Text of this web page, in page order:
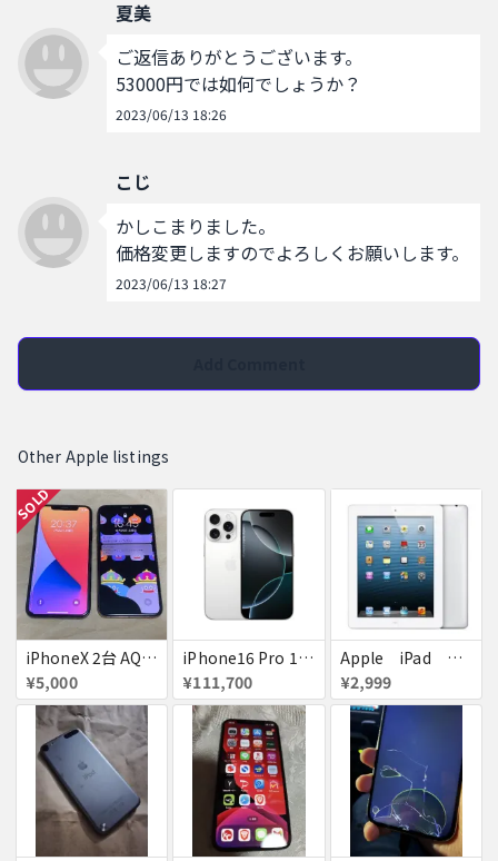
夏美
ご返信ありがとうございます。
53000円では如何でしょうか？
2023/06/13 18:26
こじ
かしこまりました。
価格変更しますのでよろしくお願いします。
2023/06/13 18:27
Other Apple listings
SOLD
iPhoneX 2台 AQUOSsense5g ジャンク品
¥5,000
iPhone16 Pro 128GB ホワイトチタニウム docomo 送料無料
¥111,700
Apple iPad ミニ
¥2,999